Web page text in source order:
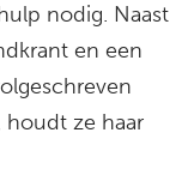
nodig. Naast
en een
houdt ze haar